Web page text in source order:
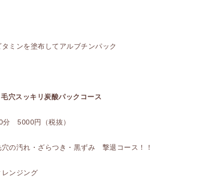
タミンを塗布してアルブチンパック
穴スッキリ炭酸パックコース
分 5000円（税抜）
穴の汚れ・ざらつき・黒ずみ 撃退コース！！
レンジング